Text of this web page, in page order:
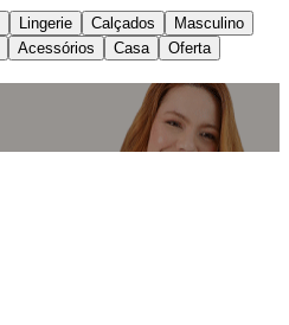
Lingerie Calçados
Masculino
Acessórios Casa Oferta